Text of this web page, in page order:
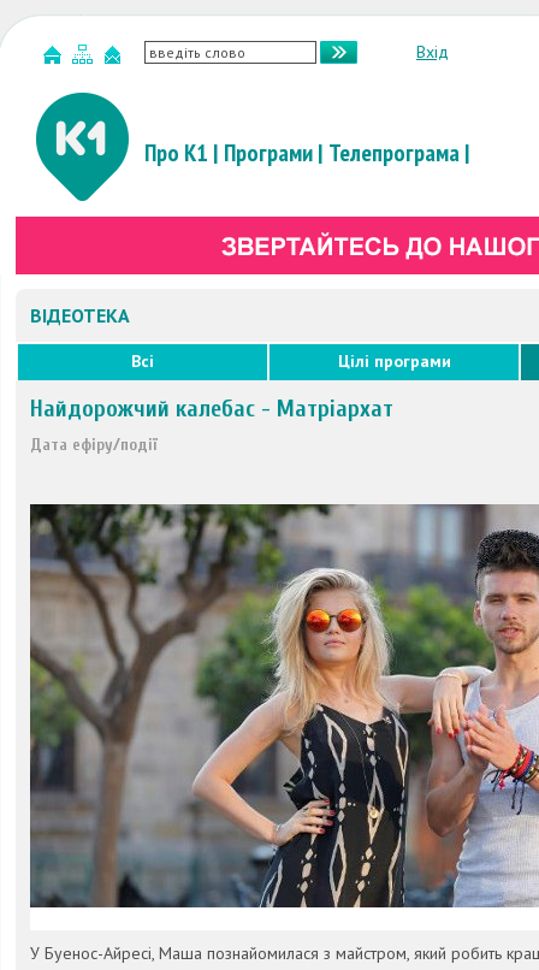
Вхід
Про К1 | Програми| Телепрограма|
ВІДЕОТЕКА
Всі Цілі програми
Найдорожчий калебас - Матріархат
Дата ефіру/події
У Буенос-Айресі, Маша познайомилася з майстром, який робить